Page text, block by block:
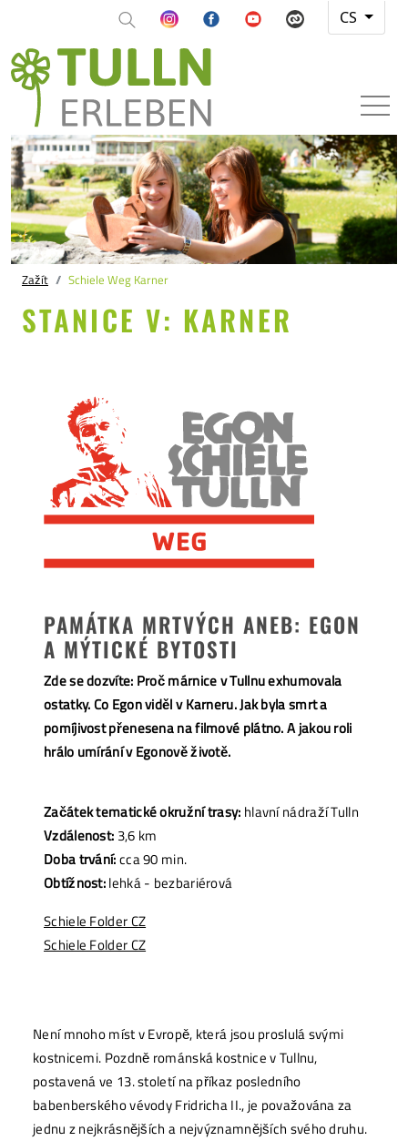
CS
Zažít Schiele Weg Karner
STANICE V: KARNER
PAMÁTKA MRTVÝCH ANEB: EGON
A MÝTICKÉ BYTOSTI
Zde se dozvíte: Proč márnice v Tullnu exhumovala
ostatky. Co Egon viděl v Karneru. Jak byla smrt a
pomíjivost přenesena na filmové plátno. A jakou roli
hrálo umírání v Egonově životě.
Začátek tematické okružní trasy: hlavní nádraží Tulln
Vzdálenost: 3,6 km
Doba trvání:cca 90 min.
Obtížnost:lehká - bezbariérová
Schiele Folder CZ
Schiele Folder CZ
Není mnoho míst v Evropě, která jsou proslulá svými
kostnicemi. Pozdně románská kostnice v Tullnu,
postavená ve 13. století na příkaz posledního
babenberského vévody Fridricha II., je považována za
jednu z nejkrásnějších a nejvýznamnějších svého druhu.